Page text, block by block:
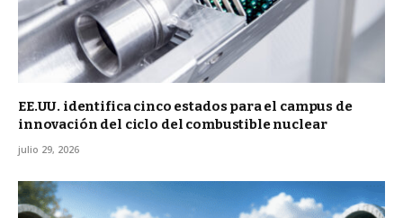
EE.UU. identifica cinco estados para el campus de
innovación del ciclo del combustible nuclear
julio 29, 2026